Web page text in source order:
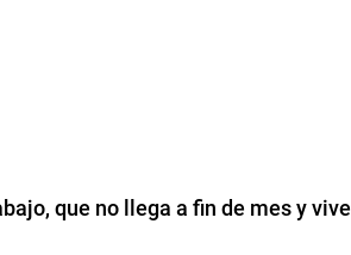
que no llega a fin de mes y vive